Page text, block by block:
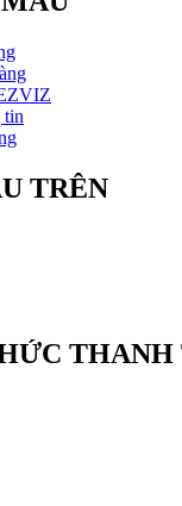
tin
TRÊN
THANH